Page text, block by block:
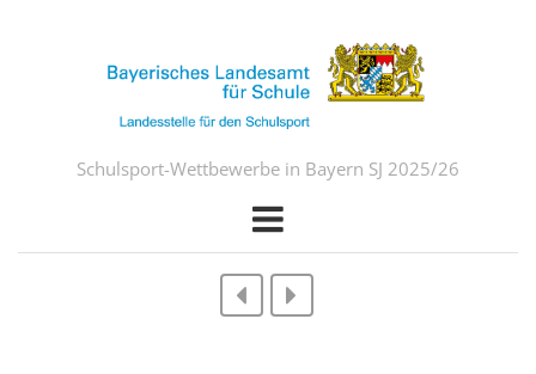
Schulsport-Wettbewerbe in Bayern SJ 2025/26